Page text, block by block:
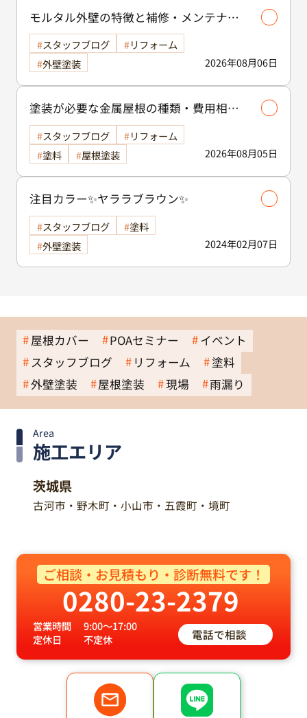
モルタル外壁の特徴と補修・メンテナン
ス方法を徹底解説！/外壁塗装
2026年08月06日
スタッフブログ
リフォーム
外壁塗装
塗装が必要な金属屋根の種類・費用相場
等解説いたします🖊️
2026年08月05日
スタッフブログ
リフォーム
塗料
屋根塗装
注目カラー✨ヤララブラウン✨
2024年02月07日
スタッフブログ
塗料
外壁塗装
屋根カバー POAセミナー
イベント
スタッフブログ
リフォーム
塗料
外壁塗装
屋根塗装 現場 雨漏り
施工エリア
Area
茨城県
古河市・野木町・小山市・五霞町・境町
ご相談・お見積もり・診断無料です！
0280-23-2379
営業時間
9:00～17:00
定休日
不定休 電話で相談